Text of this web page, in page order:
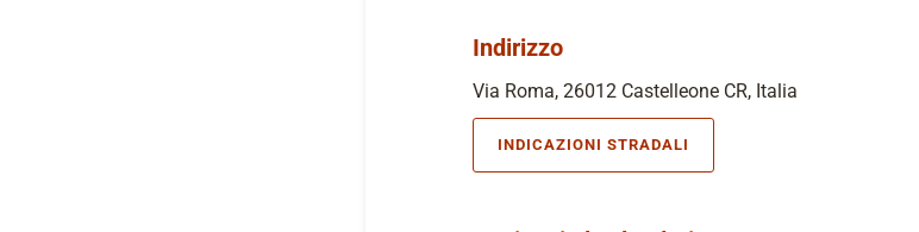
Indirizzo
Via Roma, 26012 Castelleone CR, Italia
INDICAZIONI STRADALI